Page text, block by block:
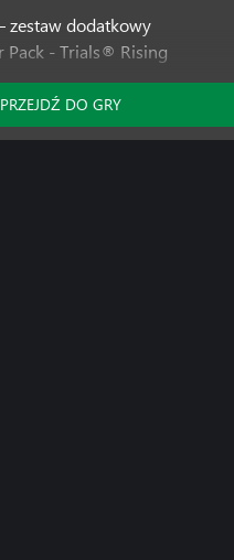
zestaw dodatkowy
Pack - Trials® Rising
- Trials® Rising
Six
PRZEJDŹ DO GRY